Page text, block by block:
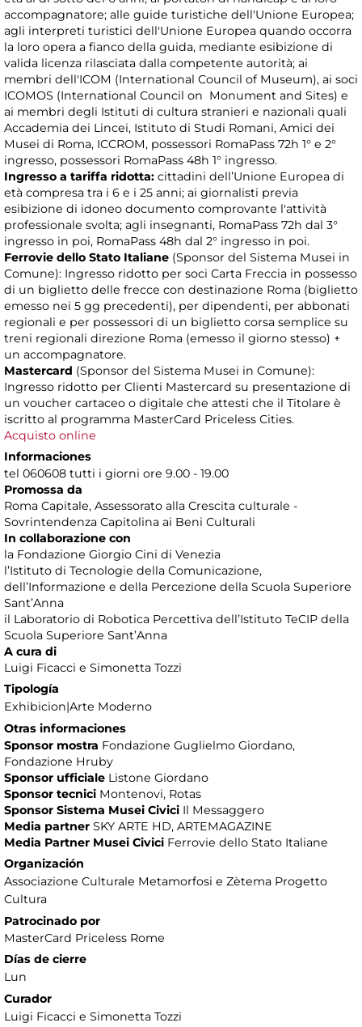
accompagnatore; alle guide turistiche dell'Unione Europea;
agli interpreti turistici dell'Unione Europea quando occorra
la loro opera a fianco della guida, mediante esibizione di
valida licenza rilasciata dalla competente autorità; ai
membri dell'ICOM (International Council of Museum), ai soci
ICOMOS (International Council on Monument and Sites) e
ai membri degli Istituti di cultura stranieri e nazionali quali
Accademia dei Lincei, Istituto di Studi Romani, Amici dei
Musei di Roma, ICCROM, possessori RomaPass 72h 1° e 2°
ingresso, possessori RomaPass 48h 1° ingresso.
Ingresso a tariffa ridotta: cittadini dell’Unione Europea di
età compresa tra i 6 e i 25 anni; ai giornalisti previa
esibizione di idoneo documento comprovante l'attività
professionale svolta; agli insegnanti, RomaPass 72h dal 3°
ingresso in poi, RomaPass 48h dal 2° ingresso in poi.
Ferrovie dello Stato Italiane (Sponsor del Sistema Musei in
Comune): Ingresso ridotto per soci Carta Freccia in possesso
di un biglietto delle frecce con destinazione Roma (biglietto
emesso nei 5 gg precedenti), per dipendenti, per abbonati
regionali e per possessori di un biglietto corsa semplice su
treni regionali direzione Roma (emesso il giorno stesso) +
un accompagnatore.
Mastercard (Sponsor del Sistema Musei in Comune):
Ingresso ridotto per Clienti Mastercard su presentazione di
un voucher cartaceo o digitale che attesti che il Titolare è
iscritto al programma MasterCard Priceless Cities.
Acquisto online
Informaciones
tel 060608 tutti i giorni ore 9.00 - 19.00
Promossa da
Roma Capitale, Assessorato alla Crescita culturale -
Sovrintendenza Capitolina ai Beni Culturali
In collaborazione con
la Fondazione Giorgio Cini di Venezia
l’Istituto di Tecnologie della Comunicazione,
dell’Informazione e della Percezione della Scuola Superiore
Sant’Anna
il Laboratorio di Robotica Percettiva dell’Istituto TeCIP della
Scuola Superiore Sant’Anna
A cura di
Luigi Ficacci e Simonetta Tozzi
Tipología
Exhibicion|Arte Moderno
Otras informaciones
Sponsor mostra Fondazione Guglielmo Giordano,
Fondazione Hruby
Sponsor ufficiale Listone Giordano
Sponsor tecnici Montenovi, Rotas
Sponsor Sistema Musei Civici Il Messaggero
Media partner SKY ARTE HD, ARTEMAGAZINE
Media Partner Musei Civici Ferrovie dello Stato Italiane
Organización
Associazione Culturale Metamorfosi e Zètema Progetto
Cultura
Patrocinado por
MasterCard Priceless Rome
Días de cierre
Lun
Curador
Luigi Ficacci e Simonetta Tozzi